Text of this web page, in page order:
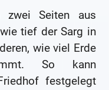
Seiten aus
tief der Sarg in
wie viel Erde
So kann
festgelegt